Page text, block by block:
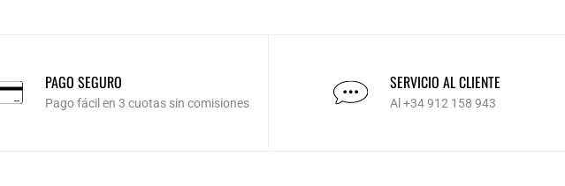
PAGO SEGURO
Pago fácil en 3 cuotas sin comisiones
SERVICIO AL CLIENTE
Al +34 912 158 943